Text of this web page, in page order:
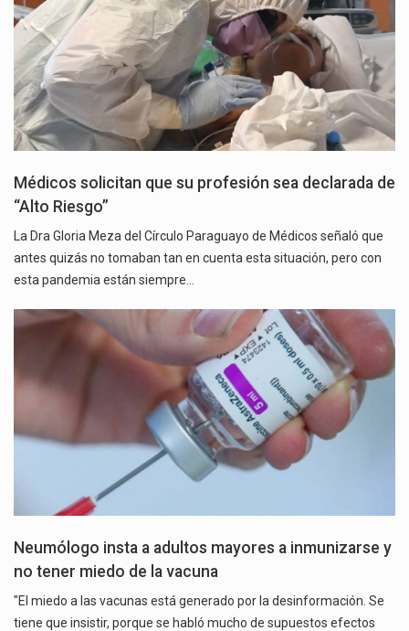
Médicos solicitan que su profesión sea declarada de
“Alto Riesgo”
La Dra Gloria Meza del Círculo Paraguayo de Médicos señaló que
antes quizás no tomaban tan en cuenta esta situación, pero con
esta pandemia están siempre…
Neumólogo insta a adultos mayores a inmunizarse y
no tener miedo de la vacuna
"El miedo a las vacunas está generado por la desinformación. Se
tiene que insistir, porque se habló mucho de supuestos efectos